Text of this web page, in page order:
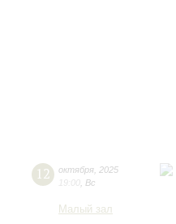
12 октября 2025
19:00 Вс
Малый зал